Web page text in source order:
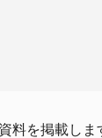
料を掲載しま